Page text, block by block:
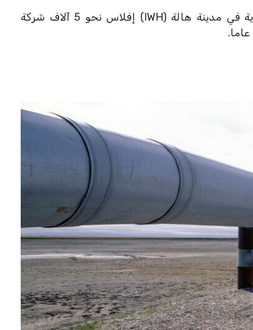
ذانيوز أونلاين// أظهرت بيانات معهد لايبنيتس للبحوث الاقتصادية في مدينة هالة (IWH) إفلاس نحو 5 آلاف شركة